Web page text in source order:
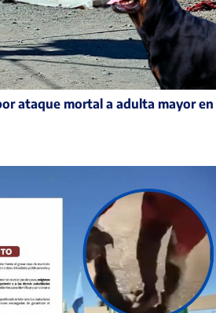
ataque mortal a adulta mayor en